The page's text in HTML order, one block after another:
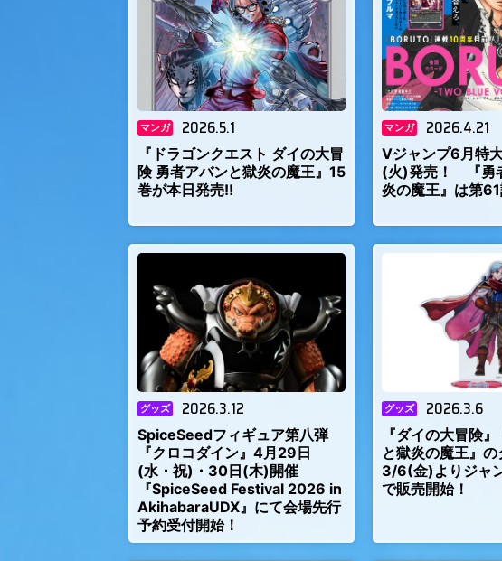
マンガ 2026.5.1
『ドラゴンクエスト ダイの大冒
険 勇者アバンと獄炎の魔王』15
巻が本日発売!!
マンガ 2026.4.21
Vジャンプ6月特
(火)発売！ 『勇
炎の魔王』は第61
グッズ 2026.3.12
SpiceSeedフィギュア第八弾
『クロコダイン』4月29日
(水・祝)・30日(木)開催
『SpiceSeed Festival 2026 in
AkihabaraUDX』にて会場先行
予約受付開始！
グッズ 2026.3.6
『ダイの大冒険
と獄炎の魔王』
3/6(金)よりジャ
で販売開始！